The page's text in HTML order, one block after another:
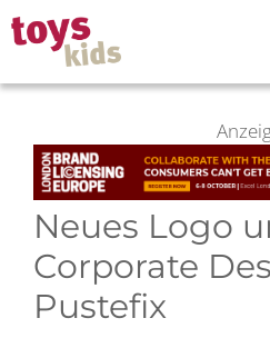
Zum
Inhalt
springen
Neues Logo
Corporate
Pustefix